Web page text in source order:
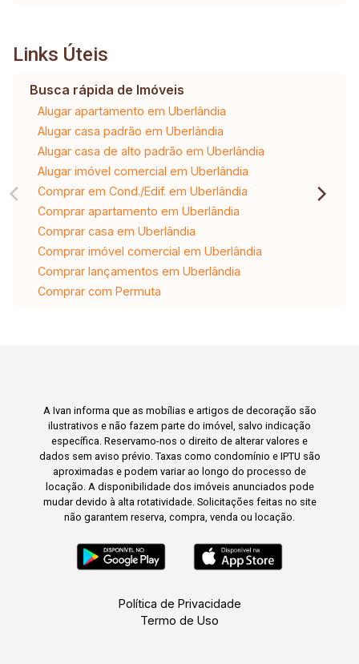
Links Úteis
Busca rápida de Imóveis
Alugar apartamento em Uberlândia
Alugar casa padrão em Uberlândia
Alugar casa de alto padrão em Uberlândia
Alugar imóvel comercial em Uberlândia
Comprar em Cond./Edif. em Uberlândia
Comprar apartamento em Uberlândia
Comprar casa em Uberlândia
Comprar imóvel comercial em Uberlândia
Comprar lançamentos em Uberlândia
Comprar com Permuta
A Ivan informa que as mobílias e artigos de decoração são
ilustrativos e não fazem parte do imóvel, salvo indicação
específica. Reservamo-nos o direito de alterar valores e
dados sem aviso prévio. Taxas como condomínio e IPTU são
aproximadas e podem variar ao longo do processo de
locação. A disponibilidade dos imóveis anunciados pode
mudar devido à alta rotatividade. Solicitações feitas no site
não garantem reserva, compra, venda ou locação.
Política de Privacidade
Termo de Uso